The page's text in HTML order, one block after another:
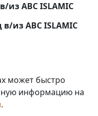
из ABC ISLAMIC
в/из ABC ISLAMIC
может быстро
информацию на
.